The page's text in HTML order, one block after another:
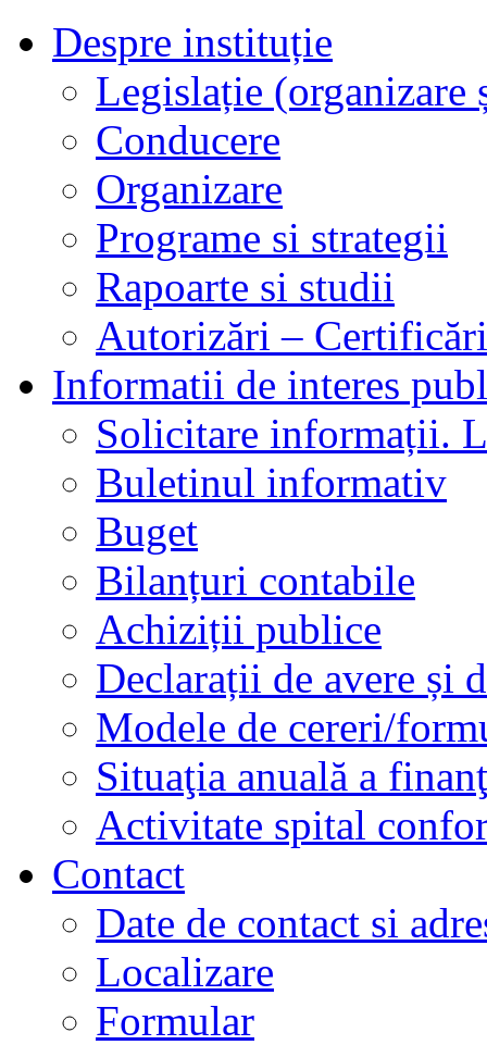
Despre instituție
Legislație
Conducere
Organizare
Programe si strategii
Rapoarte si studii
Autorizări –
Informatii de interes
Solicitare informații.
Buletinul informativ
Buget
Bilanțuri contabile
Achiziții publice
Declarații de avere și
Modele de cereri/
Situaţia anuală a
Activitate spital
Contact
Date de contact si
Localizare
Formular